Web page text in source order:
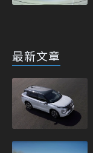
最新文章